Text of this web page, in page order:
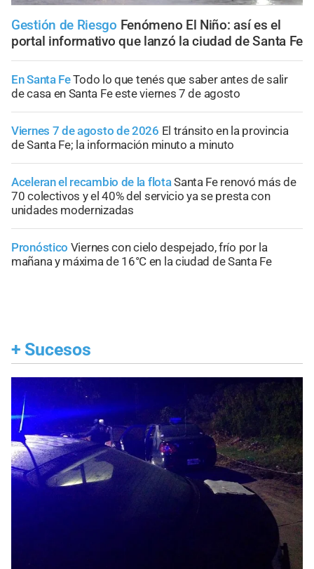
Gestión de Riesgo Fenómeno El Niño: así es el
portal informativo que lanzó la ciudad de Santa Fe
En Santa FeTodo lo que tenés que saber antes de salir
de casa en Santa Fe este viernes 7 de agosto
Viernes 7 de agosto de 2026 El tránsito en la provincia
de Santa Fe; la información minuto a minuto
Aceleran el recambio de la flotaSanta Fe renovó más de
70 colectivos y el 40% del servicio ya se presta con
unidades modernizadas
Pronóstico Viernes con cielo despejado, frío por la
mañana y máxima de 16°C en la ciudad de Santa Fe
+ Sucesos